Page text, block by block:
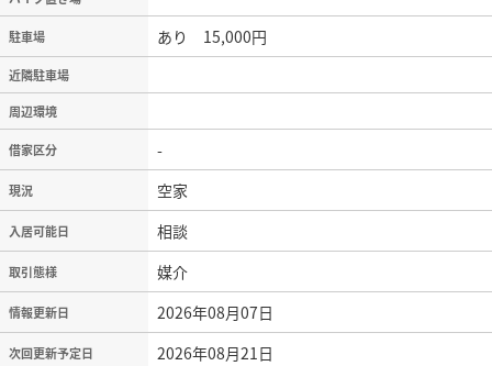
駐車場 あり 15,000円
近隣駐車場
周辺環境
借家区分 -
現況 空家
入居可能日 相談
取引態様 媒介
情報更新日 2026年08月07日
次回更新予定日 2026年08月21日